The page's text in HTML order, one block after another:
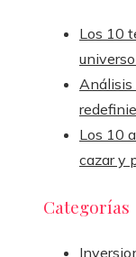
Los 10
Análisis
Los 10
cazar y
Categorías